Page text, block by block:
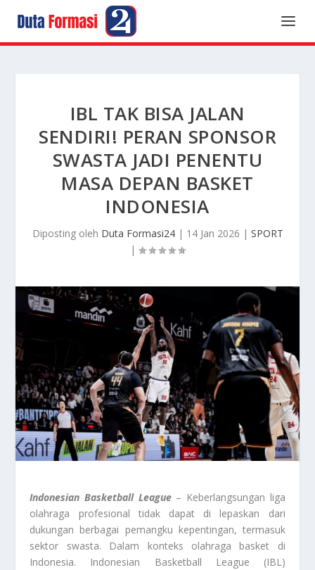
IBL TAK BISA JALAN
SENDIRI! PERAN SPONSOR
SWASTA JADI PENENTU
MASA DEPAN BASKET
INDONESIA
Diposting oleh Duta Formasi24| 14 Jan 2026 | SPORT
|
Indonesian Basketball League– Keberlangsungan liga
olahraga profesional tidak dapat di lepaskan dari
dukungan berbagai pemangku kepentingan, termasuk
sektor swasta. Dalam konteks olahraga basket di
Indonesia. Indonesian Basketball League (IBL)